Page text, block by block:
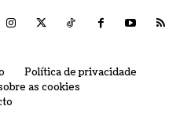
Política de privacidade
as cookies